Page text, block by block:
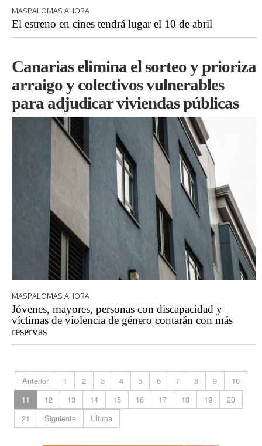
MASPALOMAS AHORA
El estreno en cines tendrá lugar el 10 de abril
Canarias elimina el sorteo y prioriza
arraigo y colectivos vulnerables
para adjudicar viviendas públicas
MASPALOMAS AHORA
Jóvenes, mayores, personas con discapacidad y
víctimas de violencia de género contarán con más
reservas
Anterior 1 2 3 4 5 6 7 8 9
10
11
12 13 14 15 16 17 18 19
20
21
Siguiente Última